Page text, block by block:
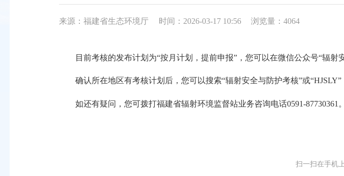
来源：福建省生态环境厅 时间：2026-03-17 10:56 浏览量：4064
目前考核的发布计划为“按月计划，提前申报”，您可以在微信公众号“辐射
确认所在地区有考核计划后，您可以搜索“辐射安全与防护考核”或“HJSLY”
如还有疑问，您可拨打福建省辐射环境监督站业务咨询电话0591-87730361。
扫一扫在手机